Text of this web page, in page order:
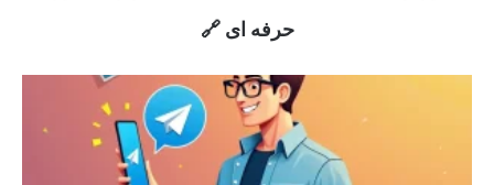
حرفه ای 🔗